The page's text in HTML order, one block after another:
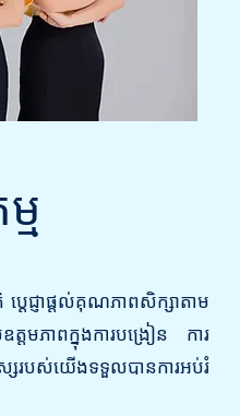
ម
េជ្ញាផ្តល់គុណភាពសិក្សាតាម
តមភាពក្នុងការបង្រៀន ការ
សរបស់យើងទទួលបានការអប់រំ